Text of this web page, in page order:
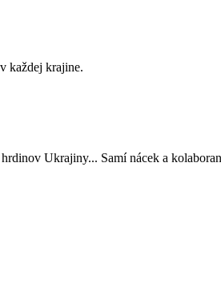
každej krajine.
Ukrajiny... Samí nácek a